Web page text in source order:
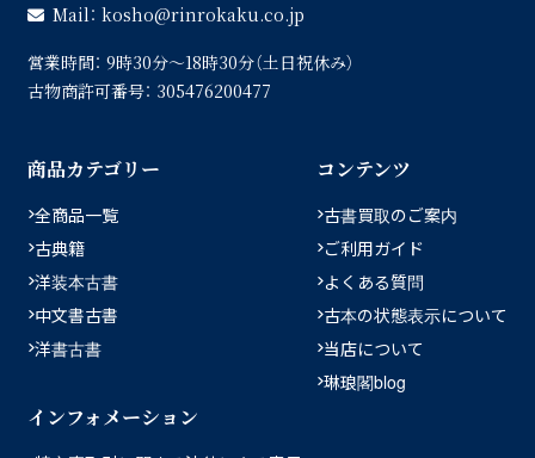
Mail： kosho
rinrokaku.co.jp
営業時間： 9時30分〜18時30分（土日祝休み）
古物商許可番号： 305476200477
商品カテゴリー
全商品一覧
古典籍
洋装本古書
中文書古書
洋書古書
コンテンツ
古書買取のご案内
ご利用ガイド
よくある質問
古本の状態表示について
当店について
琳琅閣blog
インフォメーション